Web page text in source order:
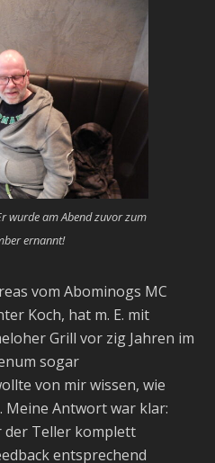
wurde am Abend zuvor zum
ernannt!
vom Abominogs MC
Koch, hat m. E. mit
Grill vor zig Jahren im
sogar
von mir wissen, wie
Meine Antwort war klar:
der Teller komplett
entsprechend